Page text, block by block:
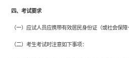
四、考试要求
（一）应试人员应携带有效居民身份证（或社会保
（二）考生考试时注意如下事项：